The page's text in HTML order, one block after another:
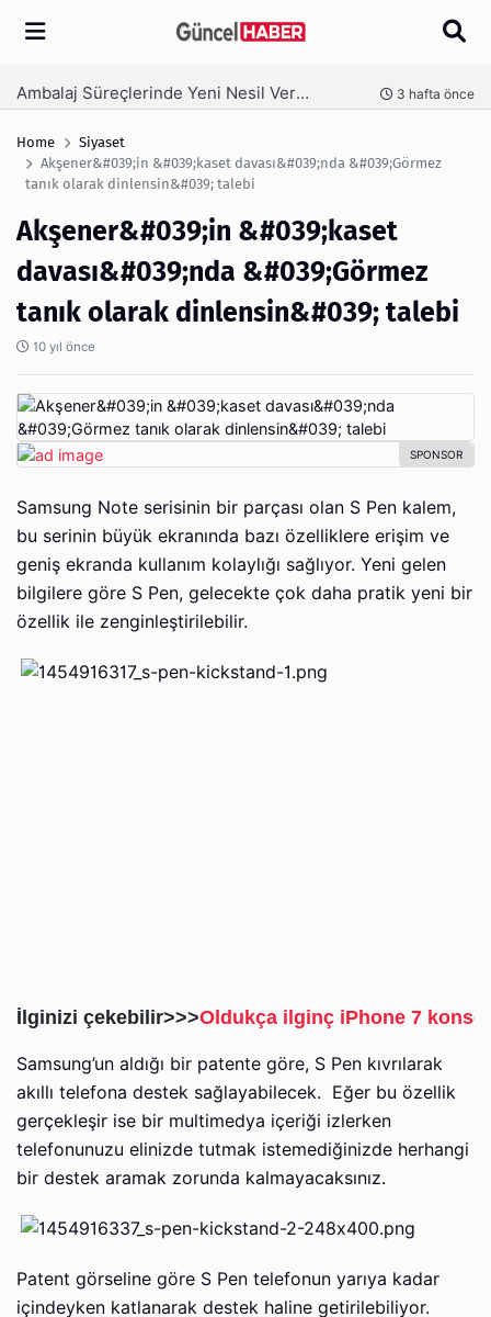
Arama
Ambalaj Süreçlerinde Yeni Nesil Verimliliği Olimpack ile Yakalayın 3 hafta önce
Home
Siyaset
Akşener&#039;in &#039;kaset davası&#039;nda &#039;Görmez
tanık olarak dinlensin&#039; talebi
Akşener&#039;in &#039;kaset
davası&#039;nda &#039;Görmez
tanık olarak dinlensin&#039; talebi
10 yıl önce
Samsung Note serisinin bir parçası olan S Pen kalem,
bu serinin büyük ekranında bazı özelliklere erişim ve
geniş ekranda kullanım kolaylığı sağlıyor. Yeni gelen
bilgilere göre S Pen, gelecekte çok daha pratik yeni bir
özellik ile zenginleştirilebilir.
İlginizi çekebilir>>>Oldukça ilginç iPhone 7
Samsung’un aldığı bir patente göre, S Pen kıvrılarak
akıllı telefona destek sağlayabilecek. Eğer bu özellik
gerçekleşir ise bir multimedya içeriği izlerken
telefonunuzu elinizde tutmak istemediğinizde herhangi
bir destek aramak zorunda kalmayacaksınız.
Patent görseline göre S Pen telefonun yarıya kadar
içindeyken katlanarak destek haline getirilebiliyor.